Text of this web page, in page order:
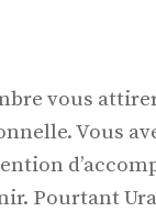
vous
Vous
Pourtant